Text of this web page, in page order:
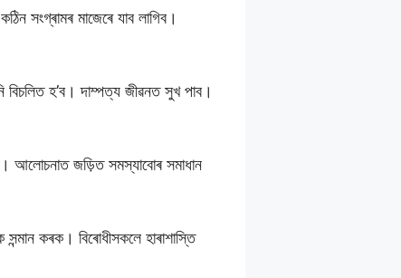
সংগ্ৰামৰ মাজেৰে যাব লাগিব।
হ’ব। দাম্পত্য জীৱনত সুখ পাব।
আলোচনাত জড়িত সমস্যাবোৰ সমাধান
কৰক। বিৰোধীসকলে হাৰাশাস্তি